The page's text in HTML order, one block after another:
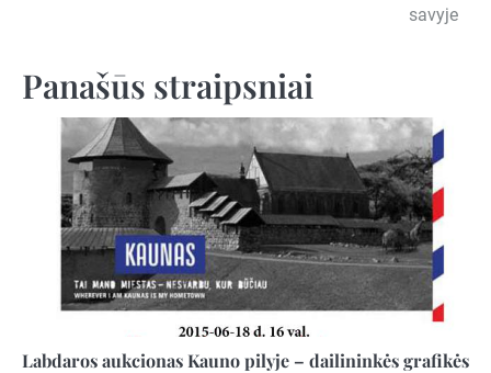
savyje
Panašūs straipsniai
Labdaros aukcionas Kauno pilyje – dailininkės grafikės